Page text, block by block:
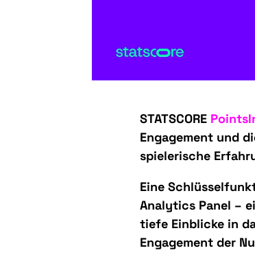
STATSCORE
Engagement und
spielerische
Eine
Analytics Panel –
tiefe Einblicke in
Engagement der